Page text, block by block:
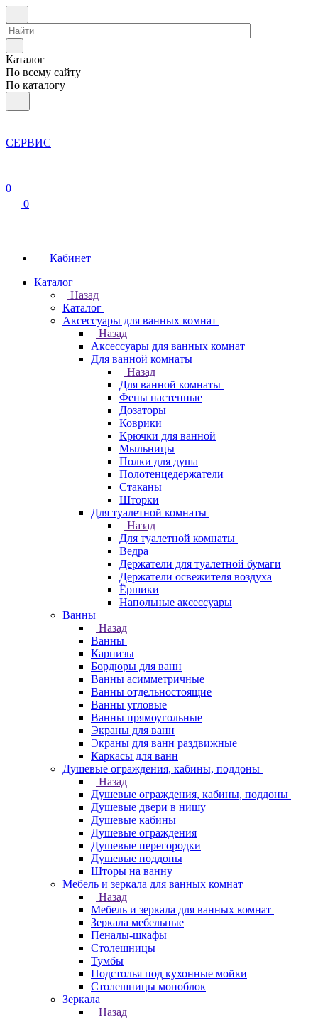
Каталог
По всему сайту
По каталогу
СЕРВИС
0
0
Кабинет
Каталог
Назад
Каталог
Аксессуары для ванных комнат
Назад
Аксессуары для ванных комнат
Для ванной комнаты
Назад
Для ванной комнаты
Фены настенные
Дозаторы
Коврики
Крючки для ванной
Мыльницы
Полки для душа
Полотенцедержатели
Стаканы
Шторки
Для туалетной комнаты
Назад
Для туалетной комнаты
Ведра
Держатели для туалетной бумаги
Держатели освежителя воздуха
Ёршики
Напольные аксессуары
Ванны
Назад
Ванны
Карнизы
Бордюры для ванн
Ванны асимметричные
Ванны отдельностоящие
Ванны угловые
Ванны прямоугольные
Экраны для ванн
Экраны для ванн раздвижные
Каркасы для ванн
Душевые ограждения, кабины, поддоны
Назад
Душевые ограждения, кабины, поддоны
Душевые двери в нишу
Душевые кабины
Душевые ограждения
Душевые перегородки
Душевые поддоны
Шторы на ванну
Мебель и зеркала для ванных комнат
Назад
Мебель и зеркала для ванных комнат
Зеркала мебельные
Пеналы-шкафы
Столешницы
Тумбы
Подстолья под кухонные мойки
Столешницы моноблок
Зеркала
Назад